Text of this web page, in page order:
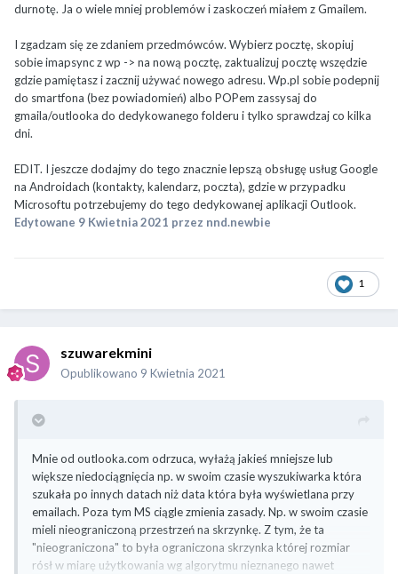
durnotę. Ja o wiele mniej problemów i zaskoczeń miałem z Gmailem.
I zgadzam się ze zdaniem przedmówców. Wybierz pocztę, skopiuj
sobie imapsync z wp -> na nową pocztę, zaktualizuj pocztę wszędzie
gdzie pamiętasz i zacznij używać nowego adresu. Wp.pl sobie podepnij
do smartfona (bez powiadomień) albo POPem zassysaj do
gmaila/outlooka do dedykowanego folderu i tylko sprawdzaj co kilka
dni.
EDIT. I jeszcze dodajmy do tego znacznie lepszą obsługę usług Google
na Androidach (kontakty, kalendarz, poczta), gdzie w przypadku
Microsoftu potrzebujemy do tego dedykowanej aplikacji Outlook.
Edytowane 9 Kwietnia 2021 przez nnd.newbie
1
szuwarekmini
Opublikowano 9 Kwietnia 2021
Mnie od outlooka.com odrzuca, wyłażą jakieś mniejsze lub
większe niedociągnięcia np. w swoim czasie wyszukiwarka która
szukała po innych datach niż data która była wyświetlana przy
emailach. Poza tym MS ciągle zmienia zasady. Np. w swoim czasie
mieli nieograniczoną przestrzeń na skrzynkę. Z tym, że ta
"nieograniczona" to była ograniczona skrzynka której rozmiar
rósł w miarę użytkowania wg algorytmu nieznanego nawet